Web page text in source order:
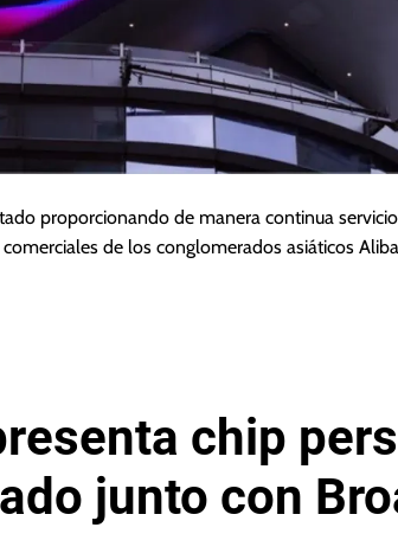
proporcionando de manera continua
de los conglomerados asiáticos
chip
junto con